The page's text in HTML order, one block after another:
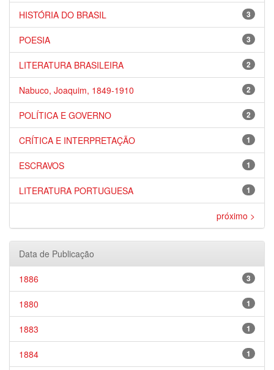
3
HISTÓRIA DO BRASIL
3
POESIA
2
LITERATURA BRASILEIRA
2
Nabuco, Joaquim, 1849-1910
2
POLÍTICA E GOVERNO
1
CRÍTICA E INTERPRETAÇÃO
1
ESCRAVOS
1
LITERATURA PORTUGUESA
próximo >
Data de Publicação
3
1886
1
1880
1
1883
1
1884